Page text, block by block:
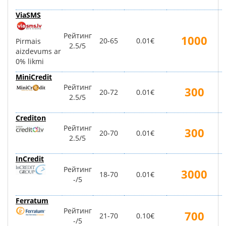
ViaSMS
Pirmais
aizdevums ar
0% likmi
Рейтинг
2.5/5
20-65 0.01€ 1000
MiniCredit
Рейтинг
2.5/5
20-72 0.01€ 300
Crediton
Рейтинг
2.5/5
20-70 0.01€ 300
InCredit
Рейтинг
-/5
18-70 0.01€ 3000
Ferratum
Рейтинг
-/5
21-70 0.10€ 700